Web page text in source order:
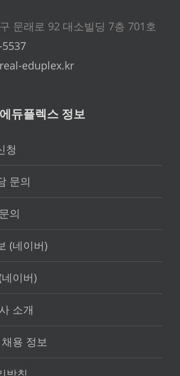
문래로 92 대소빌딩 7층 701호
eduplex.kr
듀플렉스 정보
청
문의
의
(네이버)
이버)
소개
용 정보